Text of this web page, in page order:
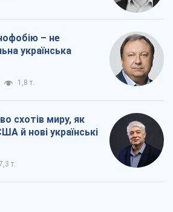
– не
українська
1,8 т.
схотів миру, як
й нові українські
т.